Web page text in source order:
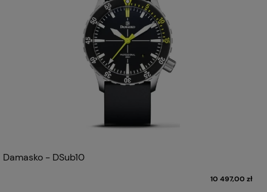
Damasko - DSub10
10 497,00 zł